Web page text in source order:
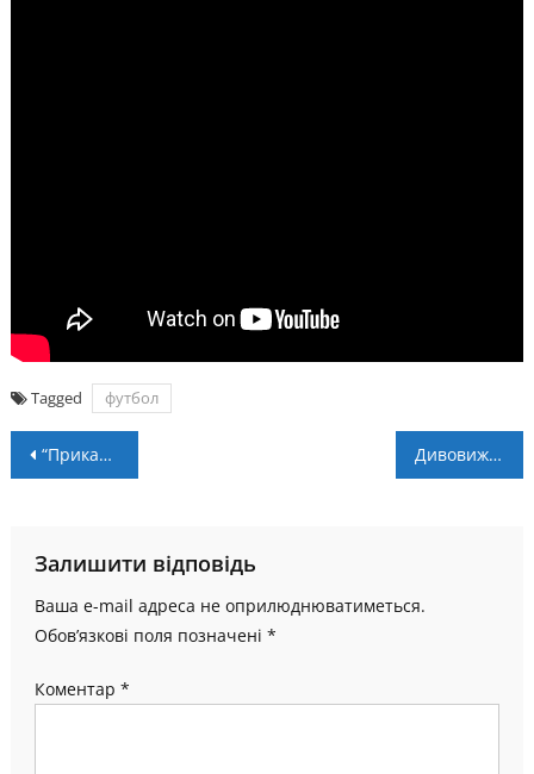
Tagged футбол
Навігація
“Прикарпаття” – “Буковина” – 0:1. Післямова Дивовижні нічні перегони: Гран-прі Сінгапуру 2024
Залишити відповідь
Ваша e-mail адреса не оприлюднюватиметься.
Обов’язкові поля позначені *
Коментар *